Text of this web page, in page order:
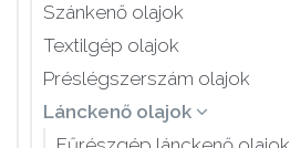
Szánkenő olajok
Textilgép olajok
Préslégszerszám olajok
Lánckenő olajok